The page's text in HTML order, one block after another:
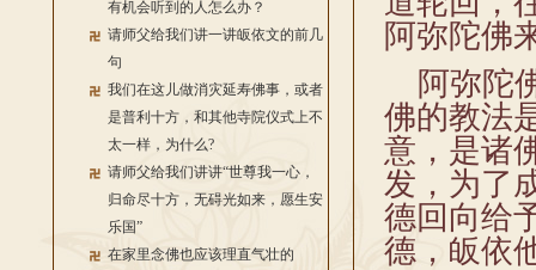
有机会听到的人怎么办？
请师父给我们讲一讲皈依文的前几
句
我们在这儿做消灾延寿佛事，或者
是普利十方，和其他寺院仪式上不
太一样，为什么?
请师父给我们讲讲“世尊我一心，
归命尽十方，无碍光如来，愿生安
乐国”
在家里念佛也应该理直气壮的
阿弥陀佛
阿弥陀
佛的教法
意，是诸
发，为了
德回向给
德，皈依